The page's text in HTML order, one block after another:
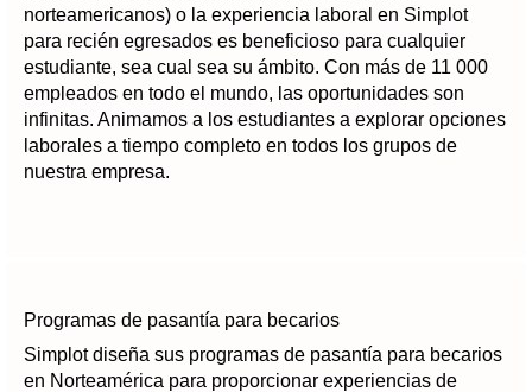
norteamericanos) o la experiencia laboral en Simplot
para recién egresados es beneficioso para cualquier
estudiante, sea cual sea su ámbito. Con más de 11 000
empleados en todo el mundo, las oportunidades son
infinitas. Animamos a los estudiantes a explorar opciones
laborales a tiempo completo en todos los grupos de
nuestra empresa.
Programas de pasantía para becarios
Simplot diseña sus programas de pasantía para becarios
en Norteamérica para proporcionar experiencias de